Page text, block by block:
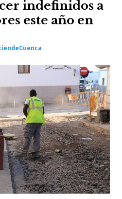
indefinidos a
este año en